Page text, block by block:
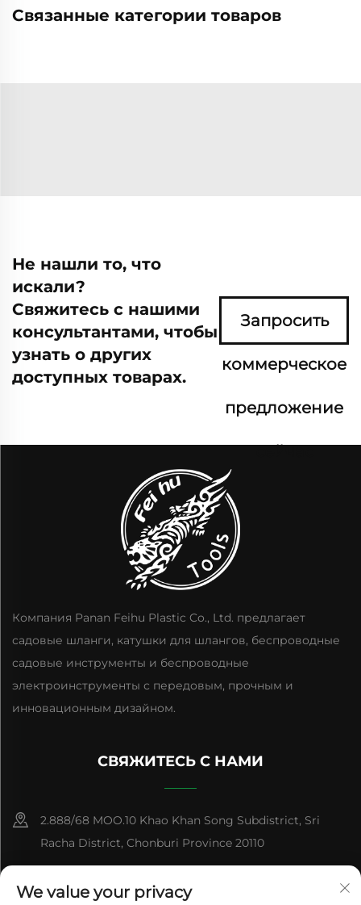
Связанные категории товаров
Не нашли то, что
искали?
Свяжитесь с нашими
консультантами, чтобы
узнать о других
доступных товарах.
Запросить
коммерческое
предложение
сейчас
Компания Panan Feihu Plastic Co., Ltd. предлагает
садовые шланги, катушки для шлангов, беспроводные
садовые инструменты и беспроводные
электроинструменты с передовым, прочным и
инновационным дизайном.
СВЯЖИТЕСЬ С НАМИ
2.888/68 MOO.10 Khao Khan Song Subdistrict, Sri
Racha District, Chonburi Province 20110
We value your privacy